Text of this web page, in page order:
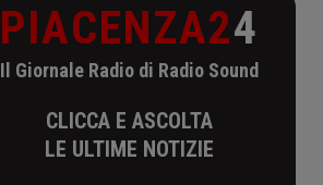
PIACENZA24
Il Giornale Radio di Radio Sound
CLICCA E ASCOLTA
LE ULTIME NOTIZIE